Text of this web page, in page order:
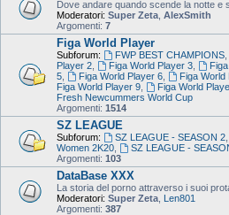
Dove andare quando scende la notte e
Moderatori: Super Zeta AlexSmith
Argomenti: 7
Figa World Player
Subforum: FWP BEST CHAMPIONS,
Player 2
Figa World Player 3,
5
Figa World Player 6, Figa World
Figa World Player 9
Figa World
Fresh Newcummers World Cup
Argomenti: 1514
SZ LEAGUE
Subforum: SZ LEAGUE - SEASON 2,
Women 2K20
SZ LEAGUE -
Argomenti: 103
DataBase XXX
La storia del porno attraverso i suoi
Moderatori: Super Zeta Len801
Argomenti: 387